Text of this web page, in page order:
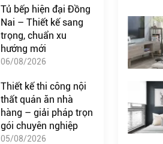
Tủ bếp hiện đại Đồng
Nai – Thiết kế sang
trọng, chuẩn xu
hướng mới
06/08/2026
Thiết kế thi công nội
thất quán ăn nhà
hàng – giải pháp trọn
gói chuyên nghiệp
05/08/2026